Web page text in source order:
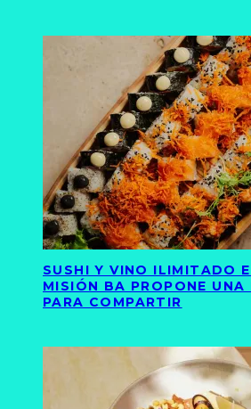
SUSHI Y VINO ILIMITADO
MISIÓN BA PROPONE UNA
PARA COMPARTIR